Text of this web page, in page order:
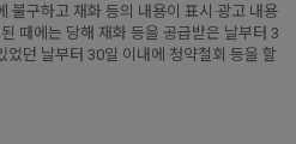
구하고 재화 등의 내용이 표시·광고 내용
때에는 당해 재화 등을 공급받은 날부터 3
었던 날부터 30일 이내에 청약철회 등을 할